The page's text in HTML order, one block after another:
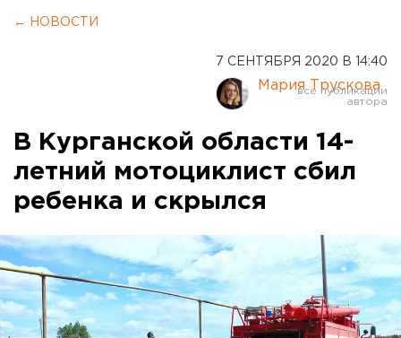
← НОВОСТИ
7 СЕНТЯБРЯ 2020 В 14:40
Мария Трускова
В Курганской области 14-
летний мотоциклист сбил
ребенка и скрылся